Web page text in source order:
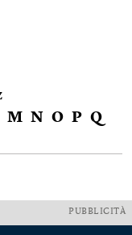
M N O P Q
PUBBLICITÀ